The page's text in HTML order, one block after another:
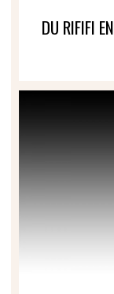
DU RIFIFI